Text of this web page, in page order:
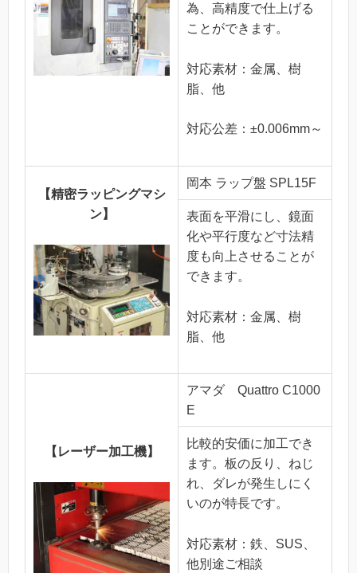
為、高精度で仕上げる
ことができます。
対応素材：金属、樹
脂、他
対応公差：±0.006mm～
【精密ラッピングマシ
ン】
岡本 ラップ盤 SPL15F
表面を平滑にし、鏡面
化や平行度など寸法精
度も向上させることが
できます。
対応素材：金属、樹
脂、他
【レーザー加工機】
アマダ Quattro C1000
E
比較的安価に加工でき
ます。板の反り、ねじ
れ、ダレが発生しにく
いのが特長です。
対応素材：鉄、SUS、
他別途ご相談